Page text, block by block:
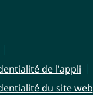
de l'appli
du site web